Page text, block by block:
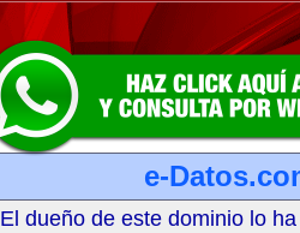
e-
El dueño de este dominio lo